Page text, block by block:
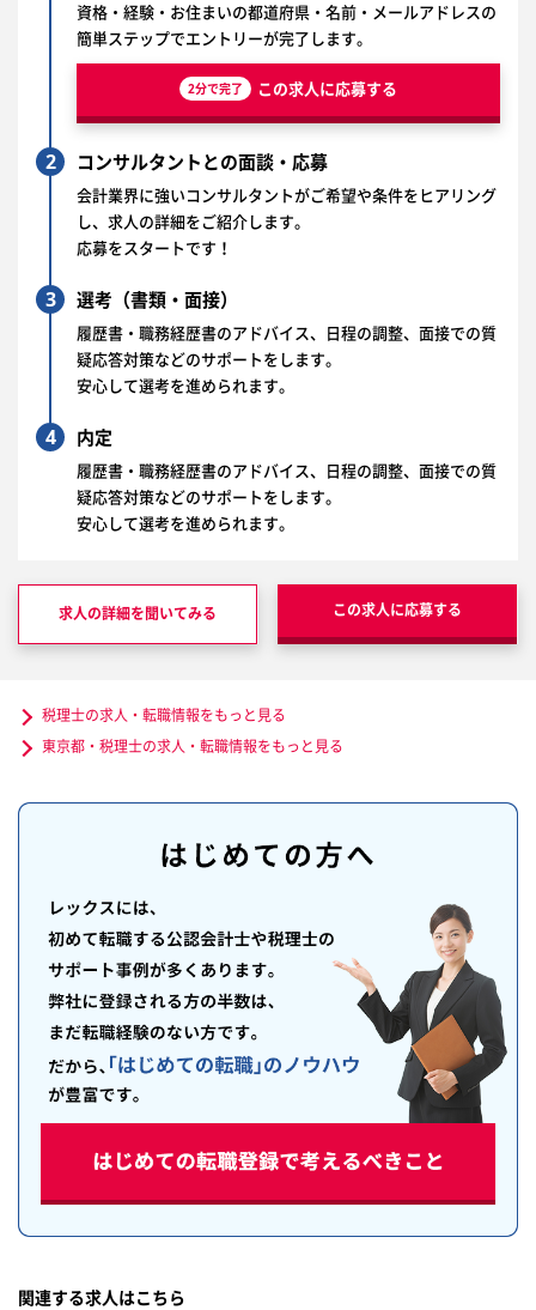
資格・経験・お住まいの都道府県・名前・メールアドレスの
簡単ステップでエントリーが完了します。
2分で完了 この求人に応募する
2 コンサルタントとの面談・応募
会計業界に強いコンサルタントがご希望や条件をヒアリング
し、求人の詳細をご紹介します。
応募をスタートです！
3 選考（書類・面接）
履歴書・職務経歴書のアドバイス、日程の調整、面接での質
疑応答対策などのサポートをします。
安心して選考を進められます。
4 内定
履歴書・職務経歴書のアドバイス、日程の調整、面接での質
疑応答対策などのサポートをします。
安心して選考を進められます。
求人の詳細を聞いてみる この求人に応募する
税理士の求人・転職情報をもっと見る
東京都・税理士の求人・転職情報をもっと見る
関連する求人はこちら